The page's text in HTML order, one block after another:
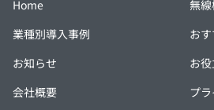
Home
無
業種別導入事例
お
お知らせ
お
会社概要
プ